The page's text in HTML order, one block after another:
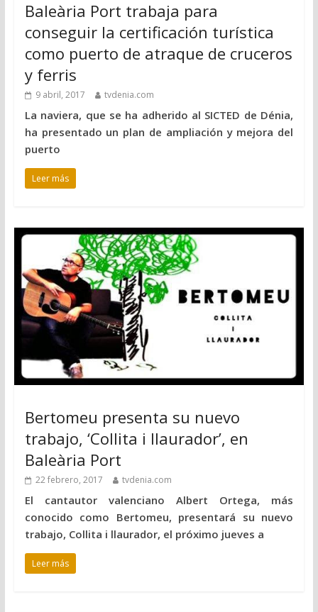
Baleària Port trabaja para
conseguir la certificación turística
como puerto de atraque de cruceros
y ferris
9 abril, 2017 tvdenia.com
La naviera, que se ha adherido al SICTED de Dénia,
ha presentado un plan de ampliación y mejora del
puerto
Leer más
Bertomeu presenta su nuevo
trabajo, ‘Collita i llaurador’, en
Baleària Port
22 febrero, 2017 tvdenia.com
El cantautor valenciano Albert Ortega, más
conocido como Bertomeu, presentará su nuevo
trabajo, Collita i llaurador, el próximo jueves a
Leer más